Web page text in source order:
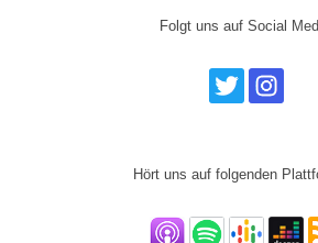
Folgt uns auf Social
Hört uns auf folgenden